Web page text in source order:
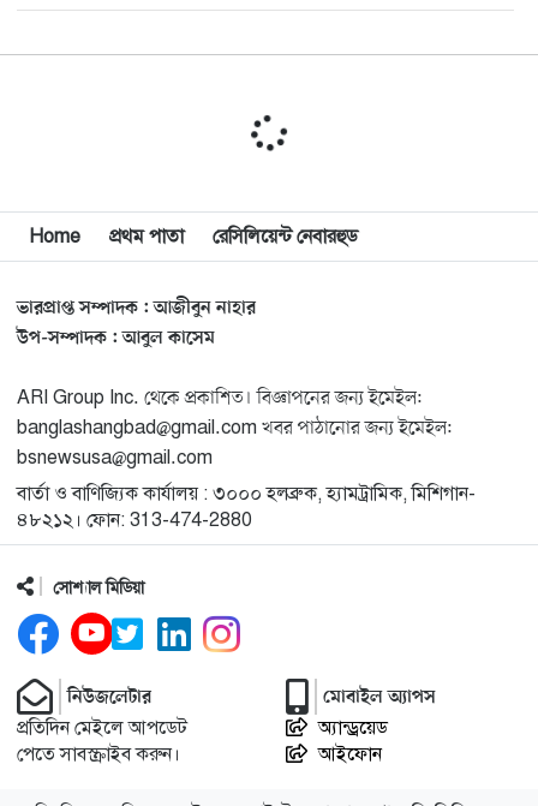
১০
মিশিগানে দক্ষিণ সুরমা ওয়েলফেয়ার অ্যাসোসিয়েশনের
বিশ্বজুড়ে কূটনৈতিক পুনর্বিন্যাস, ৫ অঞ্চলে মিশন বন্ধ করছে
যুক্তরাষ্ট্র
১২
মিশিগানে ফ্রেন্ডস এন্ড ফ্যামিলির বনভোজনে প্রাণের উচ্ছ্বাস
১৩
মিশিগানে ডেমোক্র্যাটদের প্রাইমারিতে আল-সাইয়েদকে হারাতে
কেন এত মরিয়া ইসারায়েলি লবি এআইপ্যাক
১৪
মুনা দাওয়াহ কনফারেন্স ২০২৬ সম্পর্কে প্রেস ব্রিফিং
১৫
শেখ হাসিনার সঙ্গে সংবাদ সম্মেলনে থাকছেন সাকিব আল
হাসান
১৬
যুক্তরাষ্ট্রকে ছাড়ে বাধ্য করতে কোন কৌশলে ওয়াশিংটনের ওপর
চাপ বাড়াচ্ছে ইরান
১৭
১৮
Home প্রথম পাতা রেসিলিয়েন্ট নেবারহুড
ভারপ্রাপ্ত সম্পাদক : আজীবুন নাহার
উপ-সম্পাদক : আবুল কাসেম
ARI Group Inc. থেকে প্রকাশিত। বিজ্ঞাপনের জন্য ইমেইল:
banglashangbad@gmail.com খবর পাঠানোর জন্য ইমেইল:
bsnewsusa@gmail.com
বার্তা ও বাণিজ্যিক কার্যালয় : ৩০০০ হলব্রুক, হ্যামট্রামিক, মিশিগান-
৪৮২১২। ফোন: 313-474-2880
সোশ্যাল মিডিয়া
নিউজলেটার
প্রতিদিন মেইলে আপডেট
পেতে সাবস্ক্রাইব করুন।
মোবাইল অ্যাপস
অ্যান্ড্রয়েড
আইফোন